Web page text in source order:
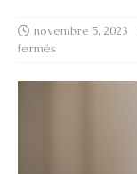
novembre 5, 2023
fermés